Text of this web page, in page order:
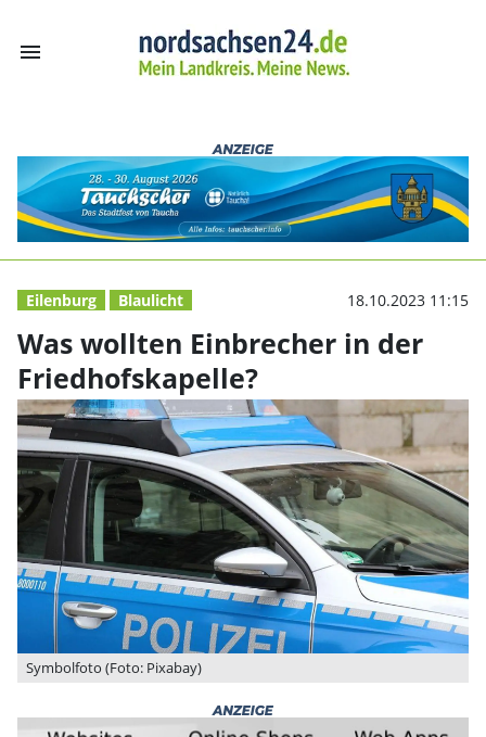
menu Was wollten
Eilenburg Blaulicht 18.10.2023 11:15
Was wollten Einbrecher in der
Friedhofskapelle?
Symbolfoto (Foto: Pixabay)